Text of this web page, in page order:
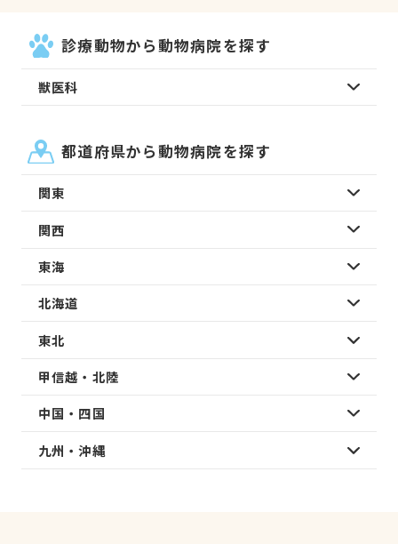
診療動物から動物病院を探す
獣医科
都道府県から動物病院を探す
関東
関西
東海
北海道
東北
甲信越・北陸
中国・四国
九州・沖縄